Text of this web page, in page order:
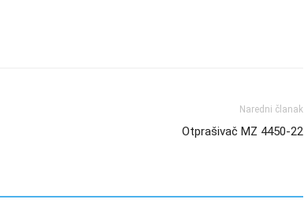
Naredni članak
Otprašivač MZ 4450-22